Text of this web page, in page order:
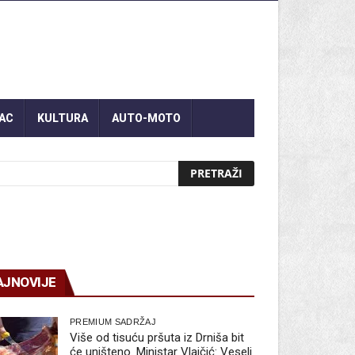
KULTURA AUTO-MOTO
PREMIUM SADRŽAJ
Više od tisuću pršuta iz Drniša bit
će uništeno. Ministar Vlajčić: Veseli